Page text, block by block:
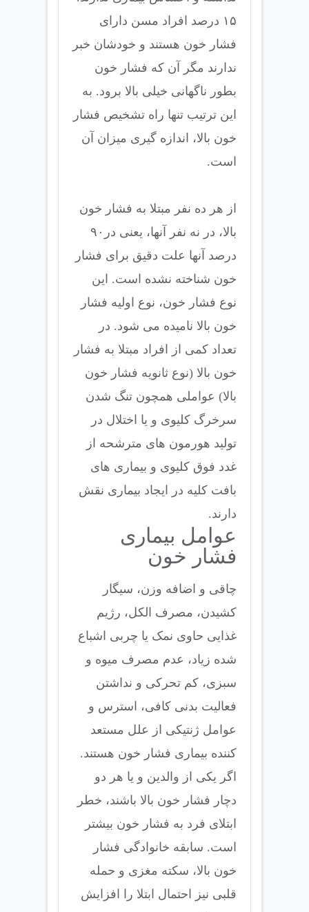
۱۵ درصد افراد مسن دارای
فشار خون هستند و خودشان خبر
ندارند مگر آن که فشار خون
بطور ناگهانی خیلی بالا برود. به
این ترتیب تنها راه تشخیص فشار
خون بالا، اندازه گیری میزان آن
است.
از هر ده نفر مبتلا به فشار خون
بالا، در نه نفر آنها، یعنی در۹۰
درصد آنها علت دقیق برای فشار
خون شناخته نشده است. این
نوع فشار خون، نوع اولیه فشار
خون بالا نامیده می شود. در
تعداد کمی از افراد مبتلا به فشار
خون بالا (نوع ثانویه فشار خون
بالا) عواملی همچون تنگ شدن
سرخرگ کلیوی و یا اختلال در
تولید هورمون های مترشحه از
غدد فوق کلیوی و بیماری های
بافت کلیه در ایجاد بیماری نقش
دارند.
عوامل بیماری
فشار خون
چاقی و اضافه وزن، سیگار
کشیدن، مصرف الکل، رژیم
غذایی حاوی نمک یا چربی اشباع
شده زیاد، عدم مصرف میوه و
سبزی، کم تحرکی و نداشتن
فعالیت بدنی کافی، استرس و
عوامل ژنتیکی از علل مستعد
کننده بیماری فشار خون هستند.
اگر یکی از والدین و یا هر دو
دچار فشار خون بالا باشند، خطر
ابتلای فرد به فشار خون بیشتر
است. سابقه خانوادگی فشار
خون بالا، سکته مغزی و حمله
قلبی نیز احتمال ابتلا را افزایش